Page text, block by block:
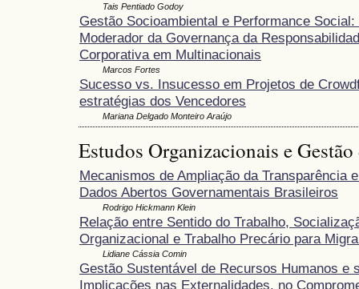
Tais Pentiado Godoy
Gestão Socioambiental e Performance Social:
Moderador da Governança da
Corporativa em Multinacionais
Marcos Fortes
Sucesso vs. Insucesso em Projetos de
estratégias dos Vencedores
Mariana Delgado Monteiro Araújo
Estudos Organizacionais e Gestão
Mecanismos de Ampliação da Transparência
Dados Abertos Governamentais Brasileiros
Rodrigo Hickmann Klein
Relação entre Sentido do Trabalho,
Organizacional e Trabalho Precário para
Lidiane Cássia Comin
Gestão Sustentável de Recursos Humanos e
Implicações nas Externalidades, no